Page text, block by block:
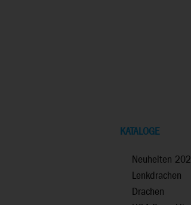
KATALOGE
Neuheiten
Lenkdrachen
Drachen